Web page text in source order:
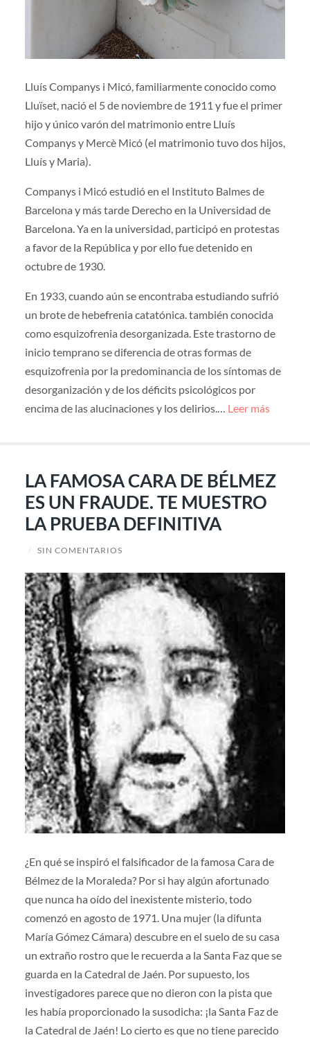
Lluís Companys i Micó, familiarmente conocido como
Lluïset, nació el 5 de noviembre de 1911 y fue el primer
hijo y único varón del matrimonio entre Lluís
Companys y Mercè Micó (el matrimonio tuvo dos hijos,
Lluís y Maria).
Companys i Micó estudió en el Instituto Balmes de
Barcelona y más tarde Derecho en la Universidad de
Barcelona. Ya en la universidad, participó en protestas
a favor de la República y por ello fue detenido en
octubre de 1930.
En 1933, cuando aún se encontraba estudiando sufrió
un brote de hebefrenia catatónica. también conocida
como esquizofrenia desorganizada. Este trastorno de
inicio temprano se diferencia de otras formas de
esquizofrenia por la predominancia de los síntomas de
desorganización y de los déficits psicológicos por
encima de las alucinaciones y los delirios.… Leer más
LA FAMOSA CARA DE BÉLMEZ
ES UN FRAUDE. TE MUESTRO
LA PRUEBA DEFINITIVA
/ SIN COMENTARIOS
¿En qué se inspiró el falsificador de la famosa Cara de
Bélmez de la Moraleda? Por si hay algún afortunado
que nunca ha oído del inexistente misterio, todo
comenzó en agosto de 1971. Una mujer (la difunta
María Gómez Cámara) descubre en el suelo de su casa
un extraño rostro que le recuerda a la Santa Faz que se
guarda en la Catedral de Jaén. Por supuesto, los
investigadores parece que no dieron con la pista que
les había proporcionado la susodicha: ¡la Santa Faz de
la Catedral de Jaén! Lo cierto es que no tiene parecido